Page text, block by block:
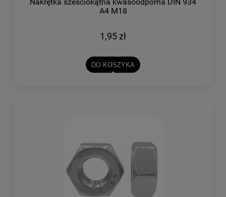
Nakrętka sześciokątna kwasoodporna DIN 934
A4 M18
1,95 zł
DO KOSZYKA